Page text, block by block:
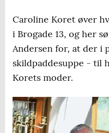
Caroline Koret øver
i Brogade 13, og her
Andersen for, at der i
skildpaddesuppe - til
Korets moder.